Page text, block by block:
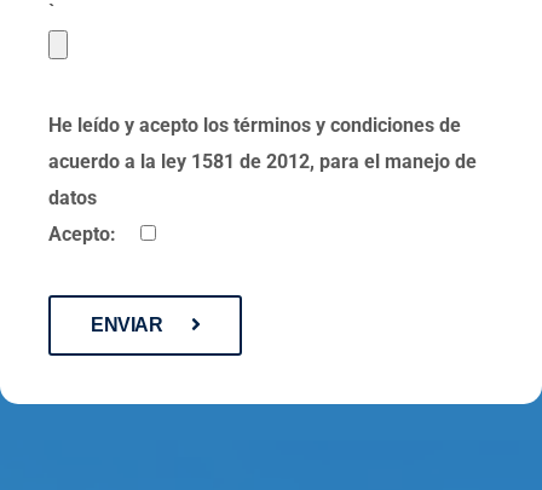
`
He leído y acepto los términos y condiciones de
acuerdo a la ley 1581 de 2012, para el manejo de
datos
Acepto:
ENVIAR